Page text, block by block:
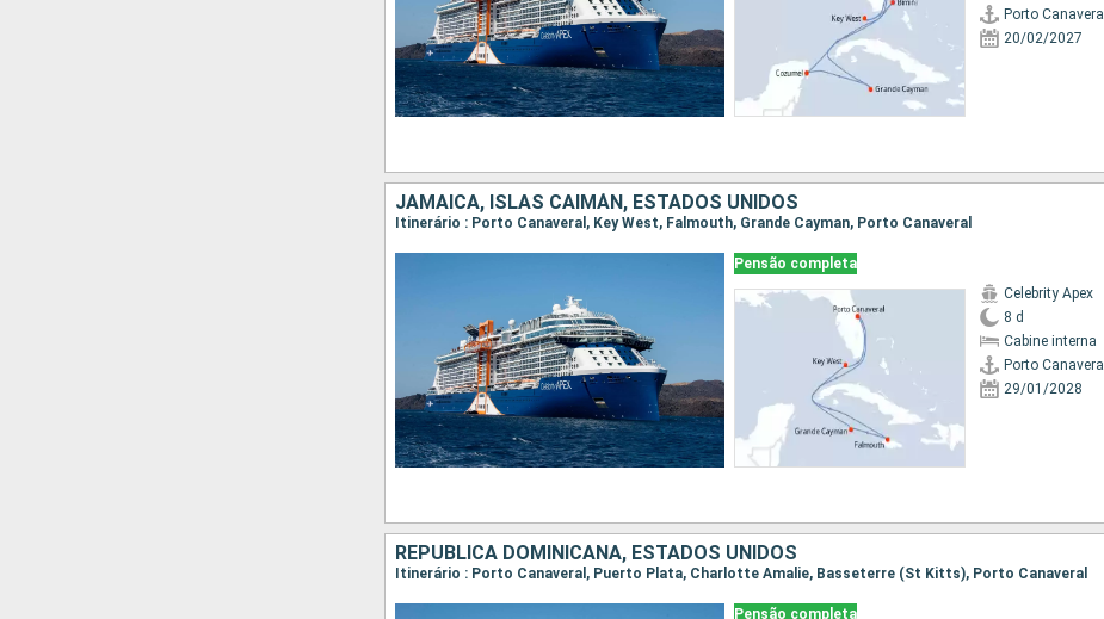
Porto Canaveral
20/02/2027
JAMAICA, ISLAS CAIMÁN, ESTADOS UNIDOS
Itinerário : Porto Canaveral, Key West, Falmouth, Grande Cayman, Porto Canaveral
Pensão completa
Celebrity Apex
8 d
Cabine interna
Porto Canaveral
29/01/2028
REPUBLICA DOMINICANA, ESTADOS UNIDOS
Itinerário : Porto Canaveral, Puerto Plata, Charlotte Amalie, Basseterre (St Kitts), Porto Canaveral
Pensão completa